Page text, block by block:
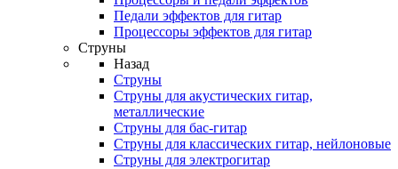
Педали эффектов для гитар
Процессоры эффектов для гитар
Струны
Назад
Струны
Струны для акустических гитар,
металлические
Струны для бас-гитар
Струны для классических гитар, нейлоновые
Струны для электрогитар